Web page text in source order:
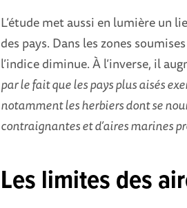
L’étude met aussi en lumière un
des pays. Dans les zones
l’indice diminue. À l’inverse, il
par le fait que les pays plus aisés
notamment les herbiers dont se
contraignantes et d’aires marines
Les limites des